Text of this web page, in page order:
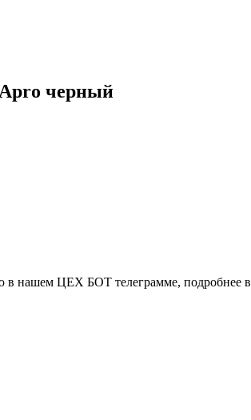
черный
в нашем ЦЕХ БОТ телеграмме, подробнее в